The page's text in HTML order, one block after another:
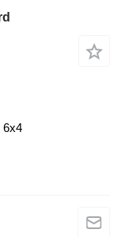
6x4